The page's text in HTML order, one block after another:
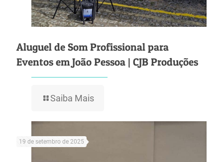
Aluguel de Som Profissional para
Eventos em João Pessoa | CJB Produções
Saiba Mais
19 de setembro de 2025